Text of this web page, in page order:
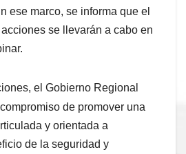
ese marco, se informa que el
se llevarán a cabo en
el Gobierno Regional
de promover una
y orientada a
de la seguridad y